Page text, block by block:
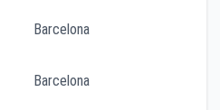
Barcelona
Barcelona